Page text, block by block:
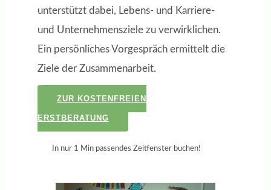
unterstützt dabei, Lebens- und Karriere-
und Unternehmensziele zu verwirklichen.
Ein persönliches Vorgespräch ermittelt die
Ziele der Zusammenarbeit.
ZUR KOSTENFREIEN
ERSTBERATUNG
In nur 1 Min passendes Zeitfenster buchen!